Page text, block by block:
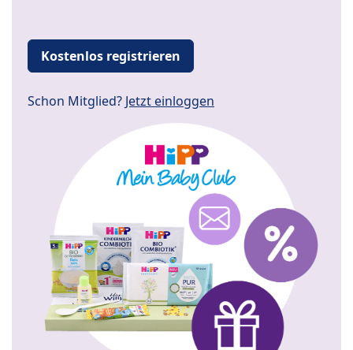
Kostenlos registrieren
Schon Mitglied? Jetzt einloggen